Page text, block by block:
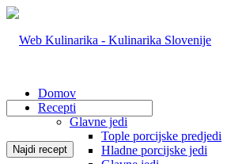
Domov
Recepti
Glavne jedi
Tople porcijske predjedi
Hladne porcijske jedi